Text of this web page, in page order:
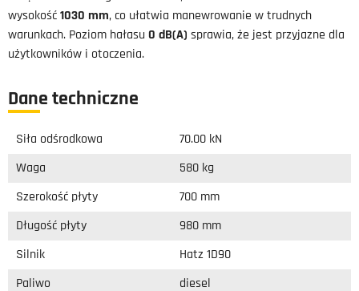
wysokość 1030 mm, co ułatwia manewrowanie w trudnych
warunkach. Poziom hałasu 0 dB(A) sprawia, że jest przyjazne dla
użytkowników i otoczenia.
Dane techniczne
Siła odśrodkowa 70.00 kN
Waga 580 kg
Szerokość płyty 700 mm
Długość płyty 980 mm
Silnik Hatz 1D90
Paliwo diesel